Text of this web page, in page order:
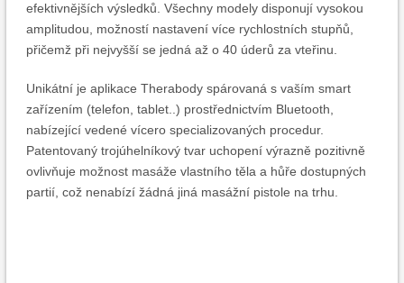
efektivnějších výsledků. Všechny modely disponují vysokou
amplitudou, možností nastavení více rychlostních stupňů,
přičemž při nejvyšší se jedná až o 40 úderů za vteřinu.
Unikátní je aplikace Therabody spárovaná s vaším smart
zařízením (telefon, tablet..) prostřednictvím Bluetooth,
nabízející vedené vícero specializovaných procedur.
Patentovaný trojúhelníkový tvar uchopení výrazně pozitivně
ovlivňuje možnost masáže vlastního těla a hůře dostupných
partií, což nenabízí žádná jiná masážní pistole na trhu.